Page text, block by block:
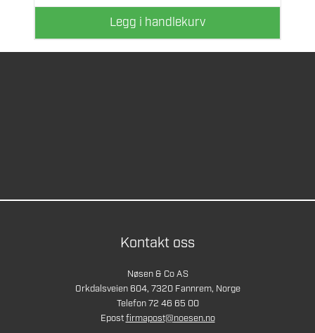
Legg i handlekurv
Kontakt oss
Nøsen & Co AS
Orkdalsveien 604, 7320 Fannrem, Norge
Telefon 72 46 65 00
Epostfirmapost@noesen.no